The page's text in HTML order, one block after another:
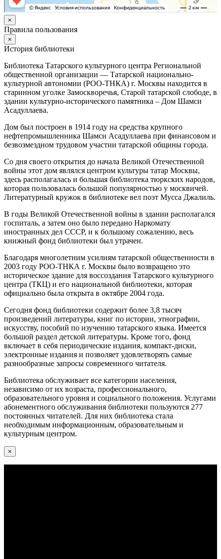
×
Правила пользования
×
История библиотеки
Библиотека Татарского культурного центра Региональной
общественной организации — Татарской национально-
культурной автономии (РОО-ТНКА) г. Москвы находится в
старинном уголке Замоскворечья, Старой татарской слободе, в
здании культурно-исторического памятника – Дом Шамси
Асадуллаева.
Дом был построен в 1914 году на средства крупного
нефтепромышленника Шамси Асадуллаева при финансовом и
безвозмездном трудовом участии татарской общины города.
Со дня своего открытия до начала Великой Отечественной
войны этот дом являлся центром культуры татар Москвы,
здесь располагалась и большая библиотека тюркских народов,
которая пользовалась большой популярностью у москвичей.
Литературный кружок в библиотеке вел поэт Мусса Джалиль.
В годы Великой Отечественной войны в здании располагался
госпиталь, а затем оно было передано Наркомату
иностранных дел СССР, и к большому сожалению, весь
книжный фонд библиотеки был утрачен.
Благодаря многолетним усилиям татарской общественности в
2003 году РОО-ТНКА г. Москвы было возвращено это
историческое здание для воссоздания Татарского культурного
центра (ТКЦ) и его национальной библиотеки, которая
официально была открыта в октябре 2004 года.
Сегодня фонд библиотеки содержит более 3,8 тысяч
произведений литературы, книг по истории, этнографии,
искусству, пособий по изучению татарского языка. Имеется
большой раздел детской литературы. Кроме того, фонд
включает в себя периодические издания, компакт-диски,
электронные издания и позволяет удовлетворять самые
разнообразные запросы современного читателя.
Библиотека обслуживает все категории населения,
независимо от их возраста, профессионального,
образовательного уровня и социального положения. Услугами
абонементного обслуживания библиотеки пользуются 277
постоянных читателей. Для них библиотека стала
необходимым информационным, образовательным и
культурным центром.
×